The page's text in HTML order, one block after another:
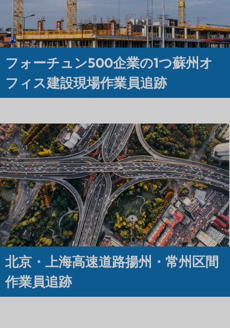
フォーチュン500企業の1つ蘇州オ
フィス建設現場作業員追跡
北京・上海高速道路揚州・常州区間
作業員追跡